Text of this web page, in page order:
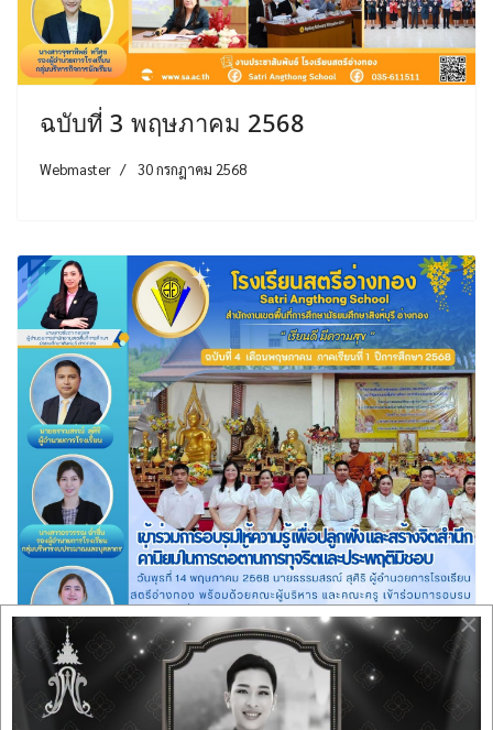
ฉบับที่ 3 พฤษภาคม 2568
Webmaster 30 กรกฎาคม 2568
×